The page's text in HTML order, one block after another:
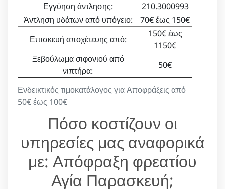
Ενδεικτικός τιμοκατάλογος για Αποφράξεις από
50€ έως 100€
Εγγύηση άντλησης:
210.3000993
Άντληση υδάτων από υπόγειο:
70€ έως 150€
Επισκευή αποχέτευης από:
150€ έως
1150€
Ξεβούλωμα σιφονιού από
νιπτήρα:
50€
Πόσο κοστίζουν οι
υπηρεσίες μας αναφορικά
με: Απόφραξη φρεατίου
Αγία Παρασκευή;